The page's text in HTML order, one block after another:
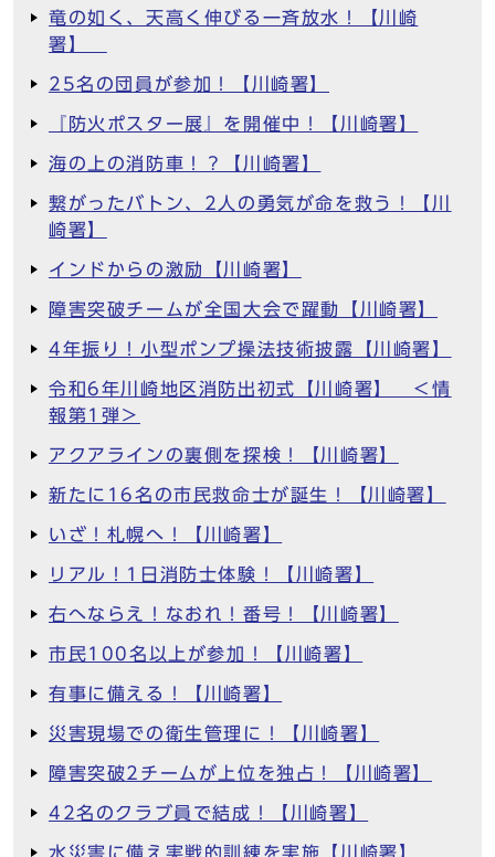
竜の如く、天高く伸びる一斉放水！【川崎
署】
25名の団員が参加！【川崎署】
『防火ポスター展』を開催中！【川崎署】
海の上の消防車！？【川崎署】
繋がったバトン、2人の勇気が命を救う！【川
崎署】
インドからの激励【川崎署】
障害突破チームが全国大会で躍動【川崎署】
4年振り！小型ポンプ操法技術披露【川崎署】
令和6年川崎地区消防出初式【川崎署】 ＜情
報第1弾＞
アクアラインの裏側を探検！【川崎署】
新たに16名の市民救命士が誕生！【川崎署】
いざ！札幌へ！【川崎署】
リアル！1日消防士体験！【川崎署】
右へならえ！なおれ！番号！【川崎署】
市民100名以上が参加！【川崎署】
有事に備える！【川崎署】
災害現場での衛生管理に！【川崎署】
障害突破2チームが上位を独占！【川崎署】
42名のクラブ員で結成！【川崎署】
水災害に備え実戦的訓練を実施【川崎署】